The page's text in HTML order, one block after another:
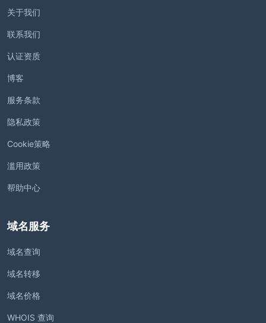
关于我们
联系我们
认证资质
博客
服务条款
隐私政策
Cookie策略
滥用政策
帮助中心
域名服务
域名查询
域名转移
域名价格
WHOIS 查询